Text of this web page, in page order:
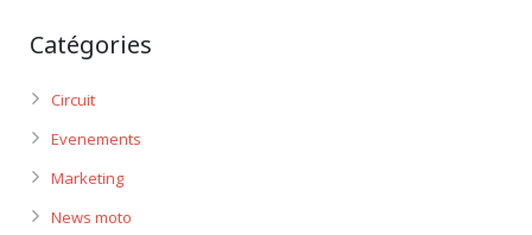
Catégories
Circuit
Evenements
Marketing
News moto